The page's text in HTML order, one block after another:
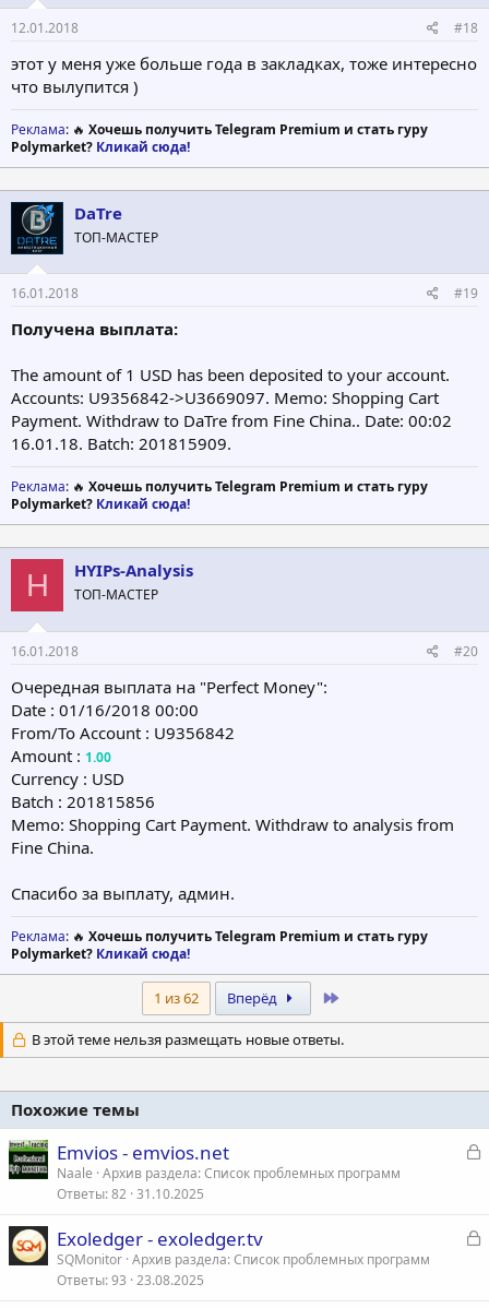
12.01.2018 #18
этот у меня уже больше года в закладках, тоже интересно
что вылупится )
Реклама: 🔥 Хочешь получить Telegram Premium и стать гуру
Polymarket? Кликай сюда!
DaTre
ТОП-МАСТЕР
16.01.2018 #19
Получена выплата:
The amount of 1 USD has been deposited to your account.
Accounts: U9356842->U3669097. Memo: Shopping Cart
Payment. Withdraw to DaTre from Fine China.. Date: 00:02
16.01.18. Batch: 201815909.
Реклама: 🔥 Хочешь получить Telegram Premium и стать гуру
Polymarket? Кликай сюда!
H HYIPs-Analysis
ТОП-МАСТЕР
16.01.2018 #20
Очередная выплата на "Perfect Money":
Date : 01/16/2018 00:00
From/To Account : U9356842
Amount : 1.00
Currency : USD
Batch : 201815856
Memo: Shopping Cart Payment. Withdraw to analysis from
Fine China.
Спасибо за выплату, админ.
Реклама: 🔥 Хочешь получить Telegram Premium и стать гуру
Polymarket? Кликай сюда!
1 из 62 Вперёд
В этой теме нельзя размещать новые ответы.
Похожие темы
З
Emvios - emvios.net
Naale Архив раздела: Список проблемных программ
Ответы 82 31.10.2025
З
Exoledger - exoledger.tv
SQMonitor Архив раздела: Список проблемных программ
Ответы 93 23.08.2025